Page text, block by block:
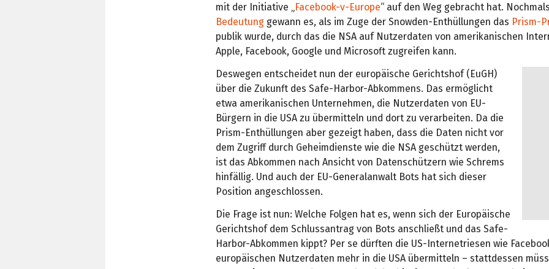
mit der Initiative „Facebook-v-Europe“ auf den Weg gebracht hat.
Bedeutung gewann es, als im Zuge der Snowden-Enthüllungen das Prism-
publik wurde, durch das die NSA auf Nutzerdaten von amerikanischen
Apple, Facebook, Google und Microsoft zugreifen kann.
Deswegen entscheidet nun der europäische Gerichtshof (EuGH)
über die Zukunft des Safe-Harbor-Abkommens. Das ermöglicht
etwa amerikanischen Unternehmen, die Nutzerdaten von EU-
Bürgern in die USA zu übermitteln und dort zu verarbeiten. Da die
Prism-Enthüllungen aber gezeigt haben, dass die Daten nicht vor
dem Zugriff durch Geheimdienste wie die NSA geschützt werden,
ist das Abkommen nach Ansicht von Datenschützern wie Schrems
hinfällig. Und auch der EU-Generalanwalt Bots hat sich dieser
Position angeschlossen.
Die Frage ist nun: Welche Folgen hat es, wenn sich der Europäische
Gerichtshof dem Schlussantrag von Bots anschließt und das Safe-
Harbor-Abkommen kippt? Per se dürften die US-Internetriesen wie
europäischen Nutzerdaten mehr in die USA übermitteln – stattdessen